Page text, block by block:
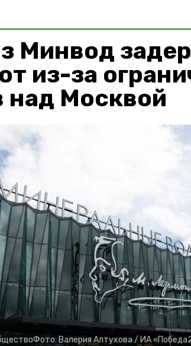
Минвод
из-за
над Москвой
Фото: Валерия Алтухова / ИА